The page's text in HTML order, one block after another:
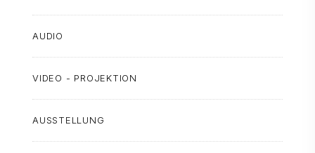
AUDIO
VIDEO - PROJEKTION
AUSSTELLUNG